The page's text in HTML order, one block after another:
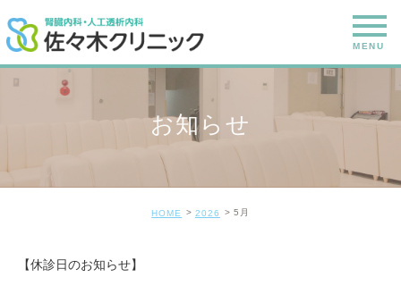
お知らせ
HOME 2026 5月
【休診日のお知らせ】